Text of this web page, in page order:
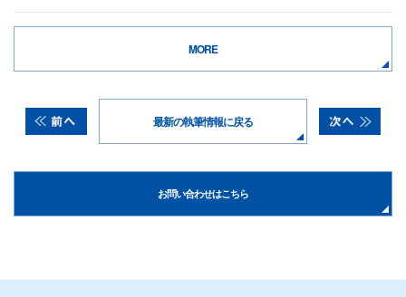
MORE
最新の執筆情報に戻る
お問い合わせはこちら